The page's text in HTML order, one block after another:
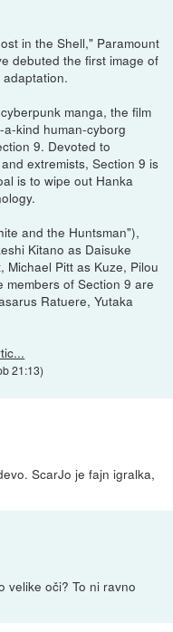
in the Shell," Paramount
debuted the first image of
manga, the film
kind human-cyborg
9. Devoted to
extremists, Section 9 is
is to wipe out Hanka
and the Huntsman"),
Kitano as Daisuke
Michael Pitt as Kuze, Pilou
of Section 9 are
Ratuere, Yutaka
21:13)
ScarJo je fajn igralka,
velike oči? To ni ravno